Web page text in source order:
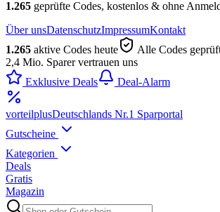
1.265 geprüfte Codes, kostenlos & ohne
Über unsDatenschutzImpressumKontakt
1.265 aktive Codes heute
Alle Codes
2,4 Mio. Sparer vertrauen uns
Exklusive Deals
Deal-Alarm
vorteilplusDeutschlands Nr.1 Sparportal
Gutscheine
Kategorien
Deals
Gratis
Magazin